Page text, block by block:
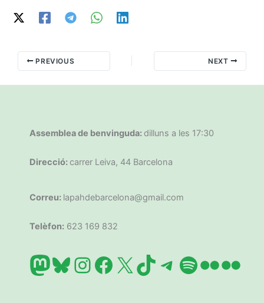
PREVIOUS NEXT
Assemblea de benvinguda: dilluns a les 17:30
Direcció: carrer Leiva, 44 Barcelona
Correu: lapahdebarcelona@gmail.com
Telèfon: 623 169 832
Mastodon
Bluesky
Instagram
Facebook
X TikTok
Telegram
Spotify
Flickr